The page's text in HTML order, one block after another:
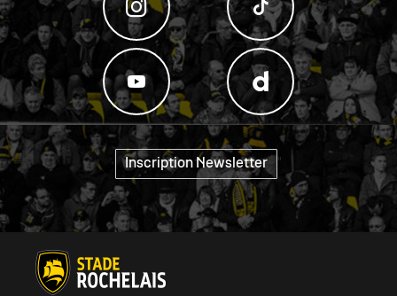
Inscription Newsletter "